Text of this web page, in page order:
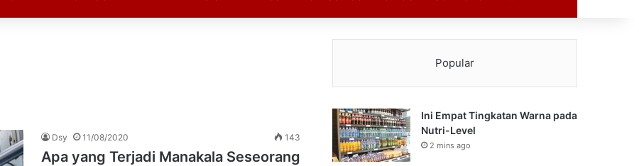
Dsy 11/08/2020 143
Apa yang Terjadi Manakala Seseorang
Popular
Ini Empat Tingkatan Warna pada
Nutri-Level
2 mins ago